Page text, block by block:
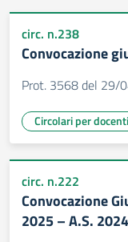
circ. n.238
Convocazione
Prot. 3568 del 29/
Circolari per
circ. n.222
Convocazione
2025 – A.S.